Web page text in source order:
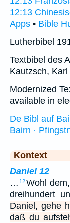
12:13
Apps • Bible
Lutherbibel
Textbibel des
Kautzsch,
Modernized
available in
De Bibl auf
Bairn ·
Kontext
Daniel 12
… 12Wohl
dreihundert
Daniel, gehe
daß du